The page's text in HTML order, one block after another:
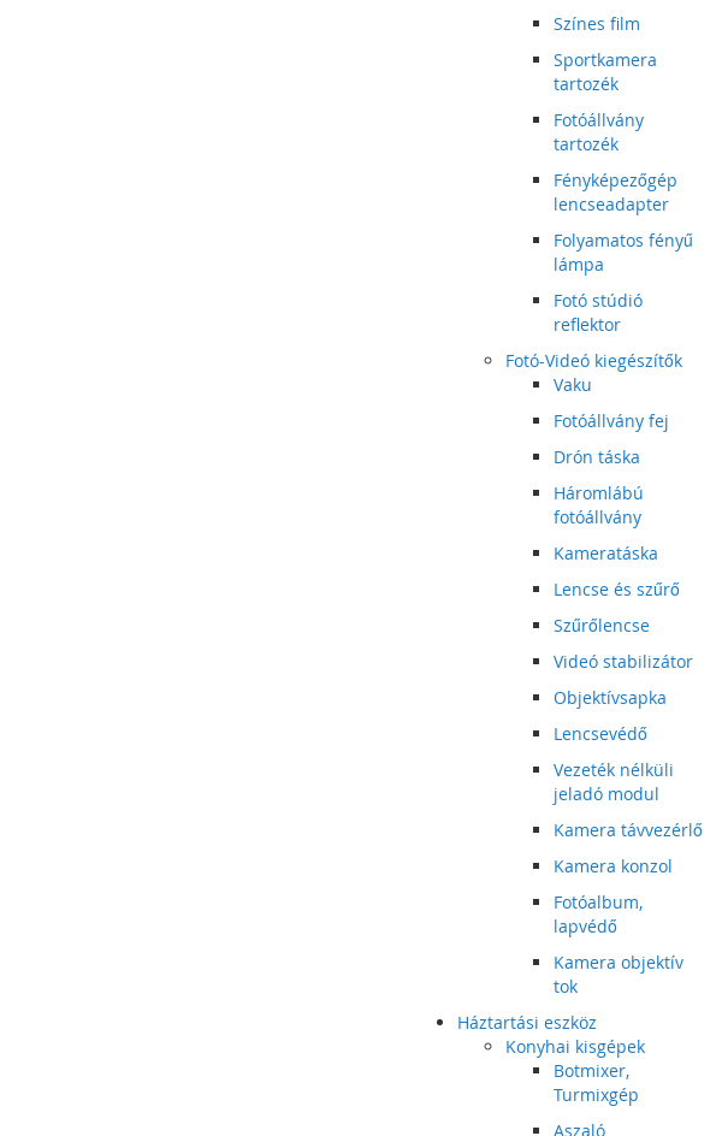
Színes film
Sportkamera
tartozék
Fotóállvány
tartozék
Fényképezőgép
lencseadapter
Folyamatos fényű
lámpa
Fotó stúdió
reflektor
Fotó-Videó kiegészítők
Vaku
Fotóállvány fej
Drón táska
Háromlábú
fotóállvány
Kameratáska
Lencse és szűrő
Szűrőlencse
Videó stabilizátor
Objektívsapka
Lencsevédő
Vezeték nélküli
jeladó modul
Kamera távvezérlő
Kamera konzol
Fotóalbum,
lapvédő
Kamera objektív
tok
Háztartási eszköz
Konyhai kisgépek
Botmixer,
Turmixgép
Aszaló